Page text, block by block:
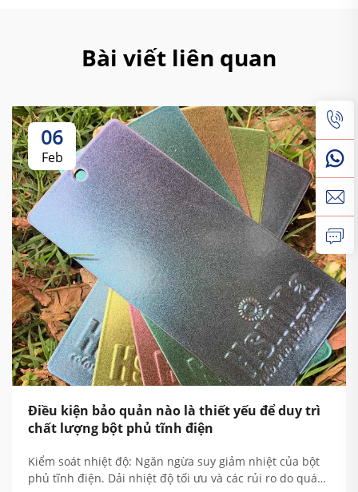
Bài viết liên quan
06
Feb
Điều kiện bảo quản nào là thiết yếu để duy trì
chất lượng bột phủ tĩnh điện
Kiểm soát nhiệt độ: Ngăn ngừa suy giảm nhiệt của bột
phủ tĩnh điện. Dải nhiệt độ tối ưu và các rủi ro do quá